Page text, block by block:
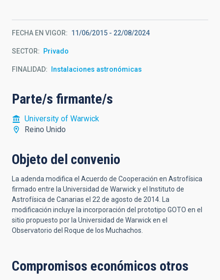
FECHA EN VIGOR 11/06/2015 - 22/08/2024
SECTOR Privado
FINALIDAD Instalaciones astronómicas
Parte/s firmante/s
University of Warwick
Reino Unido
Objeto del convenio
La adenda modifica el Acuerdo de Cooperación en Astrofísica
firmado entre la Universidad de Warwick y el Instituto de
Astrofísica de Canarias el 22 de agosto de 2014. La
modificación incluye la incorporación del prototipo GOTO en el
sitio propuesto por la Universidad de Warwick en el
Observatorio del Roque de los Muchachos.
Compromisos económicos otros